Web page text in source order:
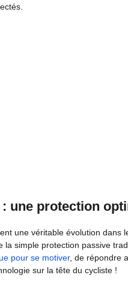
une protection
une véritable évolution dans
la simple protection passive
pour se motiver, de répondre
sur la tête du cycliste !